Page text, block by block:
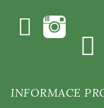
INFORMACE